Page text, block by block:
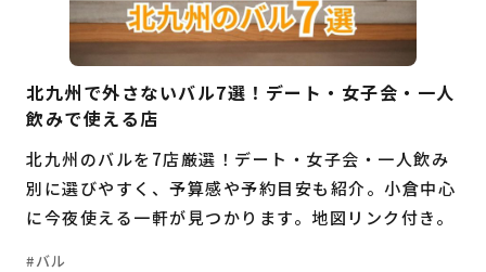
北九州で外さないバル7選！デート・女子会・一人
飲みで使える店
北九州のバルを7店厳選！デート・女子会・一人飲み
別に選びやすく、予算感や予約目安も紹介。小倉中心
に今夜使える一軒が見つかります。地図リンク付き。
バル